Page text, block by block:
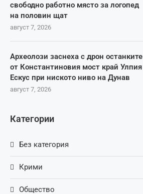
свободно работно място за логопед
на половин щат
август 7, 2026
Археолози заснеха с дрон останките
от Константиновия мост край Улпия
Ескус при ниското ниво на Дунав
август 7, 2026
Категории
Без категория
Крими
Общество